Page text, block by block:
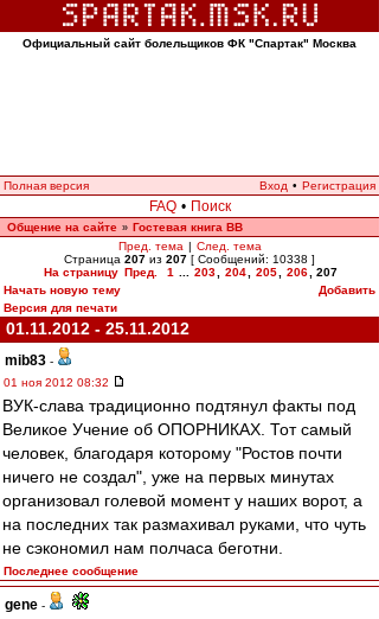
Официальный сайт болельщиков ФК "Спартак" Москва
Полная версия Вход • Регистрация
FAQ • Поиск
Общение на сайте » Гостевая книга ВВ
Пред. тема | След. тема
Страница 207 из 207 [ Сообщений: 10338 ]
На страницу Пред. 1 203 204 205 206
207
Начать новую тему
Добавить
Версия для печати
01.11.2012 - 25.11.2012
mib83 -
01 ноя 2012 08:32
ВУК-слава традиционно подтянул факты под
Великое Учение об ОПОРНИКАХ. Тот самый
человек, благодаря которому "Ростов почти
ничего не создал", уже на первых минутах
организовал голевой момент у наших ворот, а
на последних так размахивал руками, что чуть
не сэкономил нам полчаса беготни.
Последнее сообщение
gene -